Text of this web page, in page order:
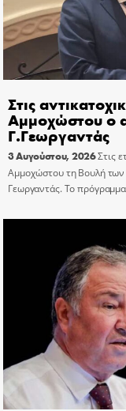
Στις
Αμμοχώστου ο
Γ.Γεωργαντάς
3 Αυγούστου, 2026Στις
Αμμοχώστου τη Βουλή
Γεωργαντάς. Το